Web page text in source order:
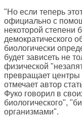
"Но если теперь
официально с
некоторой степени
демократического
биологически
будет зависеть не
физической
превращает
отмечает автор
Фуко говорил в
биологического",
организмами".